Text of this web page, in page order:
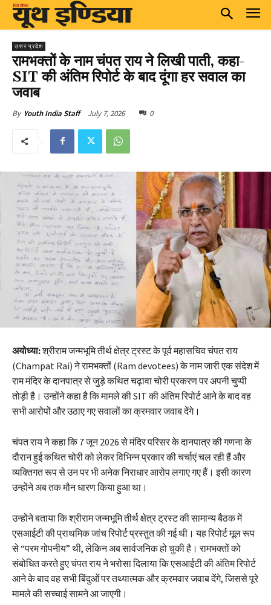
उत्तर प्रदेश
रामभक्तों के नाम चंपत राय ने लिखी पाती, कहा-
SIT की अंतिम रिपोर्ट के बाद दूंगा हर सवाल का
जवाब
By Youth India Staff July 7, 2026 0
अयोध्या:श्रीराम जन्मभूमि तीर्थ क्षेत्र ट्रस्ट के पूर्व महासचिव चंपत राय
(Champat Rai) ने रामभक्तों (Ram devotees) के नाम जारी एक संदेश में
राम मंदिर के दानपात्र से जुड़े कथित चढ़ावा चोरी प्रकरण पर अपनी चुप्पी
तोड़ी है। उन्होंने कहा है कि मामले की SIT की अंतिम रिपोर्ट आने के बाद वह
सभी आरोपों और उठाए गए सवालों का क्रमवार जवाब देंगे।
चंपत राय ने कहा कि 7 जून 2026 से मंदिर परिसर के दानपात्र की गणना के
दौरान हुई कथित चोरी को लेकर विभिन्न प्रकार की चर्चाएं चल रही हैं और
व्यक्तिगत रूप से उन पर भी अनेक निराधार आरोप लगाए गए हैं। इसी कारण
उन्होंने अब तक मौन धारण किया हुआ था।
उन्होंने बताया कि श्रीराम जन्मभूमि तीर्थ क्षेत्र ट्रस्ट की सामान्य बैठक में
एसआईटी की प्राथमिक जांच रिपोर्ट प्रस्तुत की गई थी। यह रिपोर्ट मूल रूप
से “परम गोपनीय” थी, लेकिन अब सार्वजनिक हो चुकी है। रामभक्तों को
संबोधित करते हुए चंपत राय ने भरोसा दिलाया कि एसआईटी की अंतिम रिपोर्ट
आने के बाद वह सभी बिंदुओं पर तथ्यात्मक और क्रमवार जवाब देंगे, जिससे पूरे
मामले की सच्चाई सामने आ जाएगी।